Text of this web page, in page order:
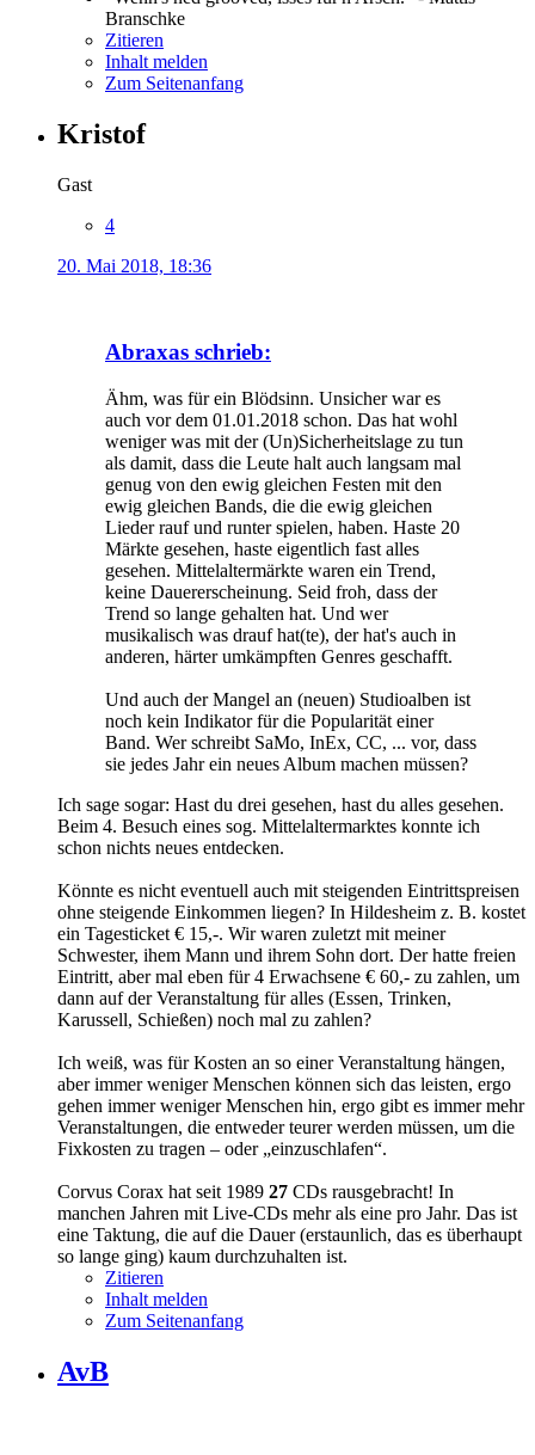
Branschke
Zitieren
Inhalt melden
Zum Seitenanfang
Kristof
Gast
4
20. Mai 2018, 18:36
Abraxas schrieb:
Ähm, was für ein Blödsinn. Unsicher war es
auch vor dem 01.01.2018 schon. Das hat wohl
weniger was mit der (Un)Sicherheitslage zu tun
als damit, dass die Leute halt auch langsam mal
genug von den ewig gleichen Festen mit den
ewig gleichen Bands, die die ewig gleichen
Lieder rauf und runter spielen, haben. Haste 20
Märkte gesehen, haste eigentlich fast alles
gesehen. Mittelaltermärkte waren ein Trend,
keine Dauererscheinung. Seid froh, dass der
Trend so lange gehalten hat. Und wer
musikalisch was drauf hat(te), der hat's auch in
anderen, härter umkämpften Genres geschafft.
Und auch der Mangel an (neuen) Studioalben ist
noch kein Indikator für die Popularität einer
Band. Wer schreibt SaMo, InEx, CC, ... vor, dass
sie jedes Jahr ein neues Album machen müssen?
Ich sage sogar: Hast du drei gesehen, hast du alles gesehen.
Beim 4. Besuch eines sog. Mittelaltermarktes konnte ich
schon nichts neues entdecken.
Könnte es nicht eventuell auch mit steigenden Eintrittspreisen
ohne steigende Einkommen liegen? In Hildesheim z. B. kostet
ein Tagesticket € 15,-. Wir waren zuletzt mit meiner
Schwester, ihem Mann und ihrem Sohn dort. Der hatte freien
Eintritt, aber mal eben für 4 Erwachsene € 60,- zu zahlen, um
dann auf der Veranstaltung für alles (Essen, Trinken,
Karussell, Schießen) noch mal zu zahlen?
Ich weiß, was für Kosten an so einer Veranstaltung hängen,
aber immer weniger Menschen können sich das leisten, ergo
gehen immer weniger Menschen hin, ergo gibt es immer mehr
Veranstaltungen, die entweder teurer werden müssen, um die
Fixkosten zu tragen – oder „einzuschlafen“.
Corvus Corax hat seit 1989 27 CDs rausgebracht! In
manchen Jahren mit Live-CDs mehr als eine pro Jahr. Das ist
eine Taktung, die auf die Dauer (erstaunlich, das es überhaupt
so lange ging) kaum durchzuhalten ist.
Zitieren
Inhalt melden
Zum Seitenanfang
AvB